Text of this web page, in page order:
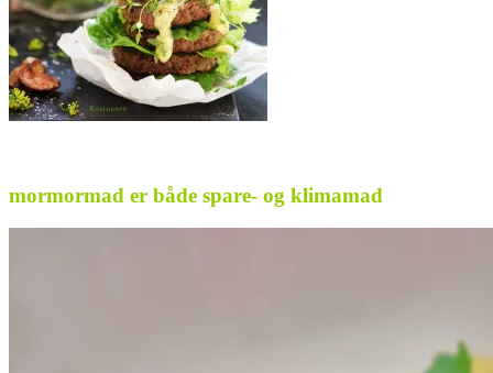
mormormad er både spare- og klimamad